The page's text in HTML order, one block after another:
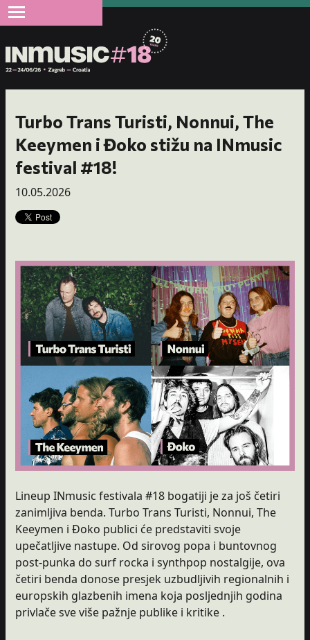
Turbo Trans Turisti, Nonnui, The
Keeymen i Đoko stižu na INmusic
festival #18!
10.05.2026
Lineup INmusic festivala #18 bogatiji je za još četiri
zanimljiva benda. Turbo Trans Turisti, Nonnui, The
Keeymen i Đoko publici će predstaviti svoje
upečatljive nastupe. Od sirovog popa i buntovnog
post-punka do surf rocka i synthpop nostalgije, ova
četiri benda donose presjek uzbudljivih regionalnih i
europskih glazbenih imena koja posljednjih godina
privlače sve više pažnje publike i kritike .